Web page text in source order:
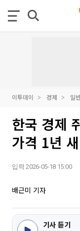
이투데이 경제 일
한국 경제
가격 1년
입력 2026-05-18 15:00
배근미 기자
기사 듣기